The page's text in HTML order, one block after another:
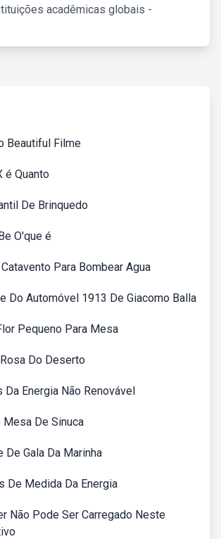
acadêmicas globais -
Beautiful Filme
é Quanto
De Brinquedo
O'que é
Para Bombear Agua
Do Automóvel 1913 De Giacomo Balla
Pequeno Para Mesa
Do Deserto
Da Energia Não Renovável
Mesa De Sinuca
De Gala Da Marinha
De Medida Da Energia
Não Pode Ser Carregado Neste